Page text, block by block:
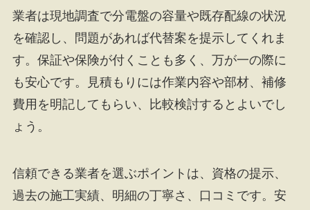
業者は現地調査で分電盤の容量や既存配線の状況
を確認し、問題があれば代替案を提示してくれま
す。保証や保険が付くことも多く、万が一の際に
も安心です。見積もりには作業内容や部材、補修
費用を明記してもらい、比較検討するとよいでし
ょう。
信頼できる業者を選ぶポイントは、資格の提示、
過去の施工実績、明細の丁寧さ、口コミです。安